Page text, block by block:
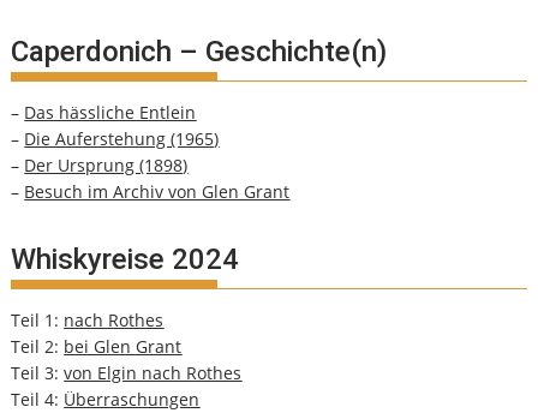
Caperdonich – Geschichte(n)
– Das hässliche Entlein
– Die Auferstehung (1965)
– Der Ursprung (1898)
– Besuch im Archiv von Glen Grant
Whiskyreise 2024
Teil 1: nach Rothes
Teil 2: bei Glen Grant
Teil 3:von Elgin nach Rothes
Teil 4: Überraschungen